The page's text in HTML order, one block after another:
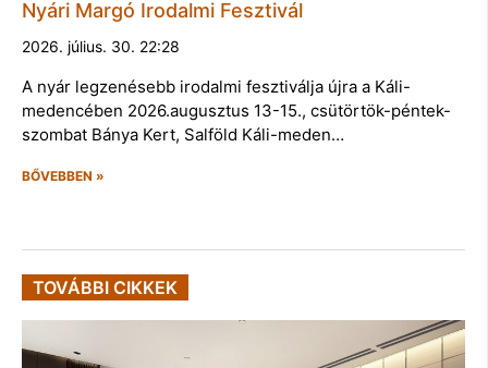
Nyári Margó Irodalmi Fesztivál
2026. július. 30. 22:28
A nyár legzenésebb irodalmi fesztiválja újra a Káli-
medencében 2026.augusztus 13-15., csütörtök-péntek-
szombat Bánya Kert, Salföld Káli-meden…
BŐVEBBEN »
TOVÁBBI CIKKEK